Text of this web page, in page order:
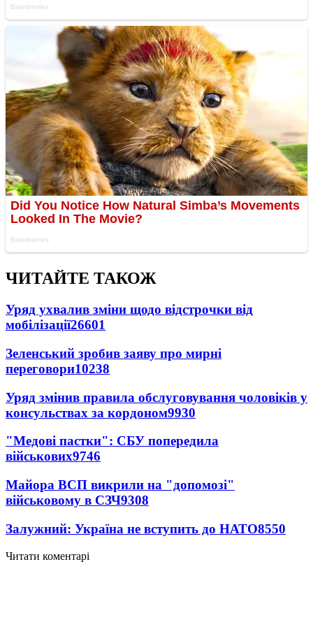
ЧИТАЙТЕ ТАКОЖ
Уряд ухвалив зміни щодо відстрочки від
мобілізації26601
Зеленський зробив заяву про мирні
переговори10238
Уряд змінив правила обслуговування чоловіків у
консульствах за кордоном9930
"Медові пастки": СБУ попередила
військових9746
Майора ВСП викрили на "допомозі"
військовому в СЗЧ9308
Залужний: Україна не вступить до НАТО8550
Читати коментарі